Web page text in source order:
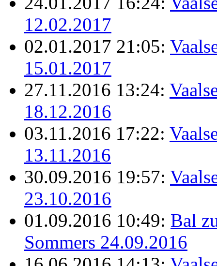
12.02.2017
02.01.2017 21:05:
15.01.2017
27.11.2016 13:24:
18.12.2016
03.11.2016 17:22:
13.11.2016
30.09.2016 19:57:
23.10.2016
01.09.2016 10:49: Bal
Sommers 24.09.2016